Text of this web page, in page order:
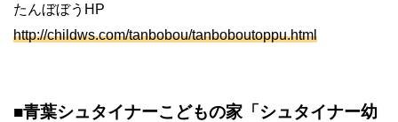
たんぼぼうHP
http://childws.com/tanbobou/tanboboutoppu.html
■青葉シュタイナーこどもの家「シュタイナー幼